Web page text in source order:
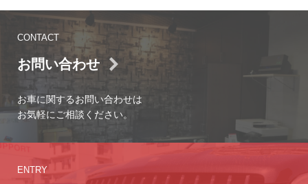
CONTACT
お問い合わせ
お車に関するお問い合わせは
お気軽にご相談ください。
ENTRY